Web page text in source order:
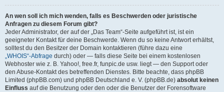
An wen soll ich mich wenden, falls es Beschwerden oder juristische
Anfragen zu diesem Forum gibt?
Jeder Administrator, der auf der „Das Team“-Seite aufgeführt ist, ist ein
geeigneter Kontakt für deine Beschwerde. Wenn du so keine Antwort erhältst,
solltest du den Besitzer der Domain kontaktieren (führe dazu eine
„WHOIS“-Abfrage durch) oder — falls diese Seite bei einem kostenlosen
Webhoster wie z. B. Yahoo!, free.fr, funpic.de usw. liegt — den Support oder
den Abuse-Kontakt des betreffenden Dienstes. Bitte beachte, dass phpBB
Limited (phpBB.com) und phpBB Deutschland e. V. (phpBB.de) absolut keinen
Einfluss auf die Benutzung oder den oder die Benutzer der Forensoftware